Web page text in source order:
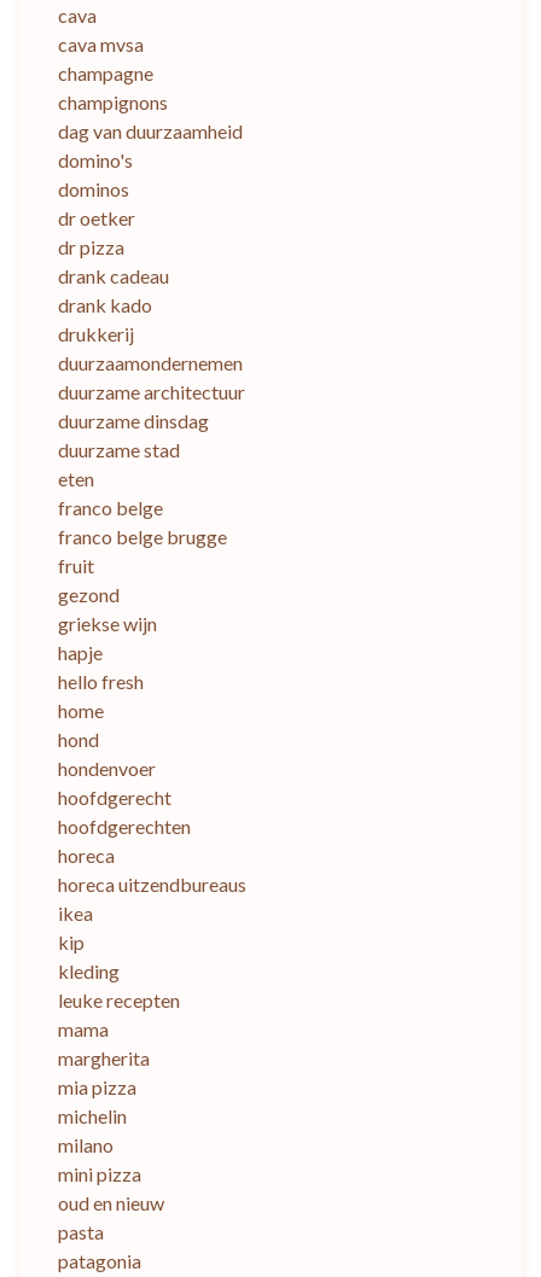
cava
cava mvsa
champagne
champignons
dag van duurzaamheid
domino's
dominos
dr oetker
dr pizza
drank cadeau
drank kado
drukkerij
duurzaamondernemen
duurzame architectuur
duurzame dinsdag
duurzame stad
eten
franco belge
franco belge brugge
fruit
gezond
griekse wijn
hapje
hello fresh
home
hond
hondenvoer
hoofdgerecht
hoofdgerechten
horeca
horeca uitzendbureaus
ikea
kip
kleding
leuke recepten
mama
margherita
mia pizza
michelin
milano
mini pizza
oud en nieuw
pasta
patagonia